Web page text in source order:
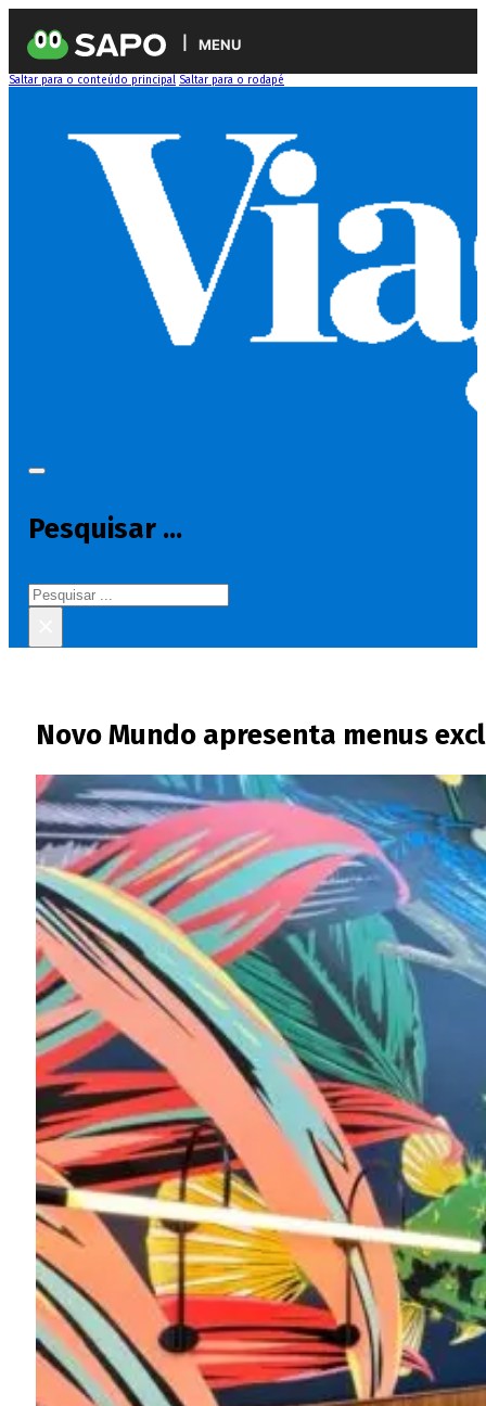
MENU
Saltar para o conteúdo principal Saltar para o rodapé
Pesquisar ...
Pesquisar
Novo Mundo apresenta menus